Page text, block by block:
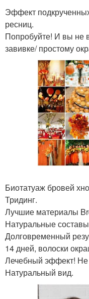
Эффект
ресниц.
Попробуйте! И вы не
завивке/ простому
Биотатуаж бровей
Тридинг.
Лучшие материалы
Натуральные
Долговременный
14 дней, волоски
Лечебный эффект! Не
Натуральный вид.